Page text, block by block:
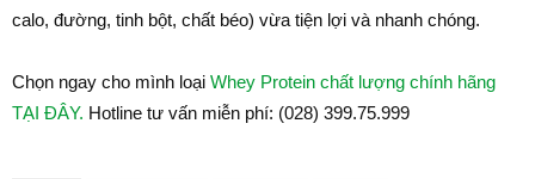
calo, đường, tinh bột, chất béo) vừa tiện lợi và nhanh chóng.
Chọn ngay cho mình loại Whey Protein chất lượng chính hãng
TẠI ĐÂY. Hotline tư vấn miễn phí: (028) 399.75.999